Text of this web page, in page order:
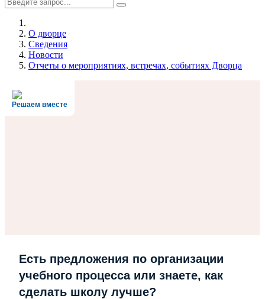
О дворце
Сведения
Новости
Отчеты о мероприятиях, встречах, событиях Дворца
Решаем вместе
Есть предложения по организации
учебного процесса или знаете, как
сделать школу лучше?